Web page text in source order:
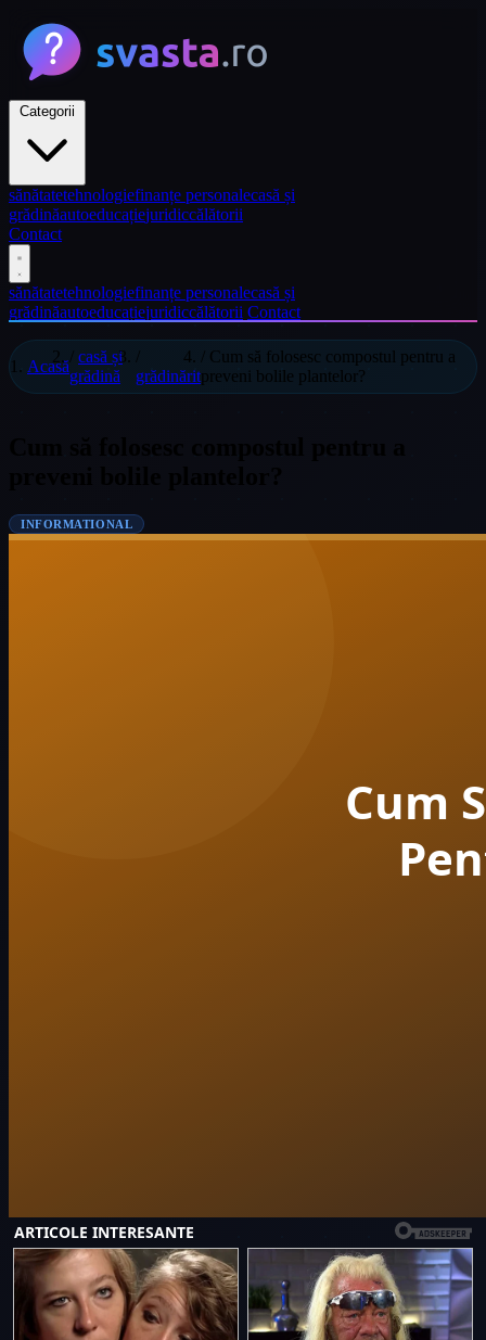
sănătatetehnologiefinanțe personalecasă și
grădinăautoeducațiejuridiccălătorii
Contact
sănătatetehnologiefinanțe personalecasă și
grădinăautoeducațiejuridiccălătorii Contact
Acasă
casă și
grădină
grădinărit
/ Cum să folosesc compostul pentru a
preveni bolile plantelor?
INFORMATIONAL